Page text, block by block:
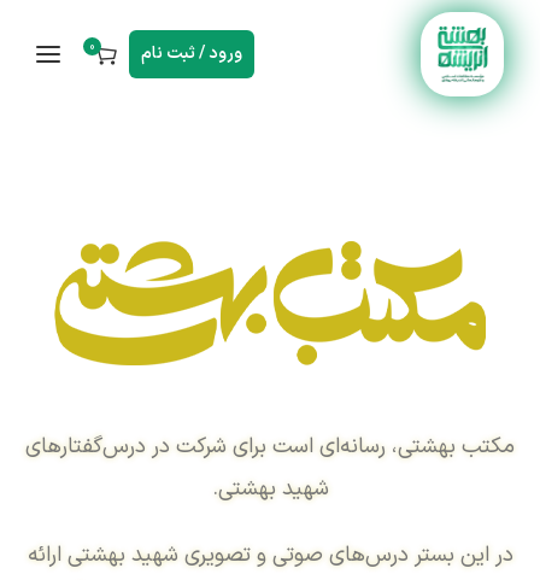
ورود / ثبت نام 0
مکتب بهشتی، رسانه‌ای است برای شرکت در درس‌گفتارهای
شهید بهشتی.
در این بستر درس‌های صوتی و تصویری شهید بهشتی ارائه